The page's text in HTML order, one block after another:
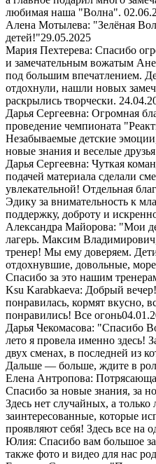
любимая наша "Волна".
Алена Мотылева: "Зелёная
детей!"29.05.2025
Мария Пехтерева: Спасибо
и замечательным вожатым
под большим впечатлением.
отдохнули, нашли новых
раскрылись творчески.
Дарья Сергеевна: Огромная
проведение чемпионата
Незабываемые детские
новые знания и веселые
Дарья Сергеевна: Чуткая
подачей материала сделали
увлекательной! Отдельная
Эдику за внимательность к
поддержку, доброту и
Александра Майорова: "Мои
лагерь. Максим
тренер! Мы ему доверяем.
отдохнувшие, довольные,
Спасибо за это нашим
Ksu Karabkaeva: Добрый
понравилась, кормят вкусно,
понравились! Все огонь
Дарья Чекомасова: "Спасибо
лето я провела именно здесь!
двух сменах, в последней из
Дальше — больше, ждите в
Елена Антропова:
Спасибо за новые знания, за
Здесь нет случайных, а
заинтересованные, которые
проявляют себя! Здесь все на
Юлия: Спасибо вам большое
также фото и видео для нас